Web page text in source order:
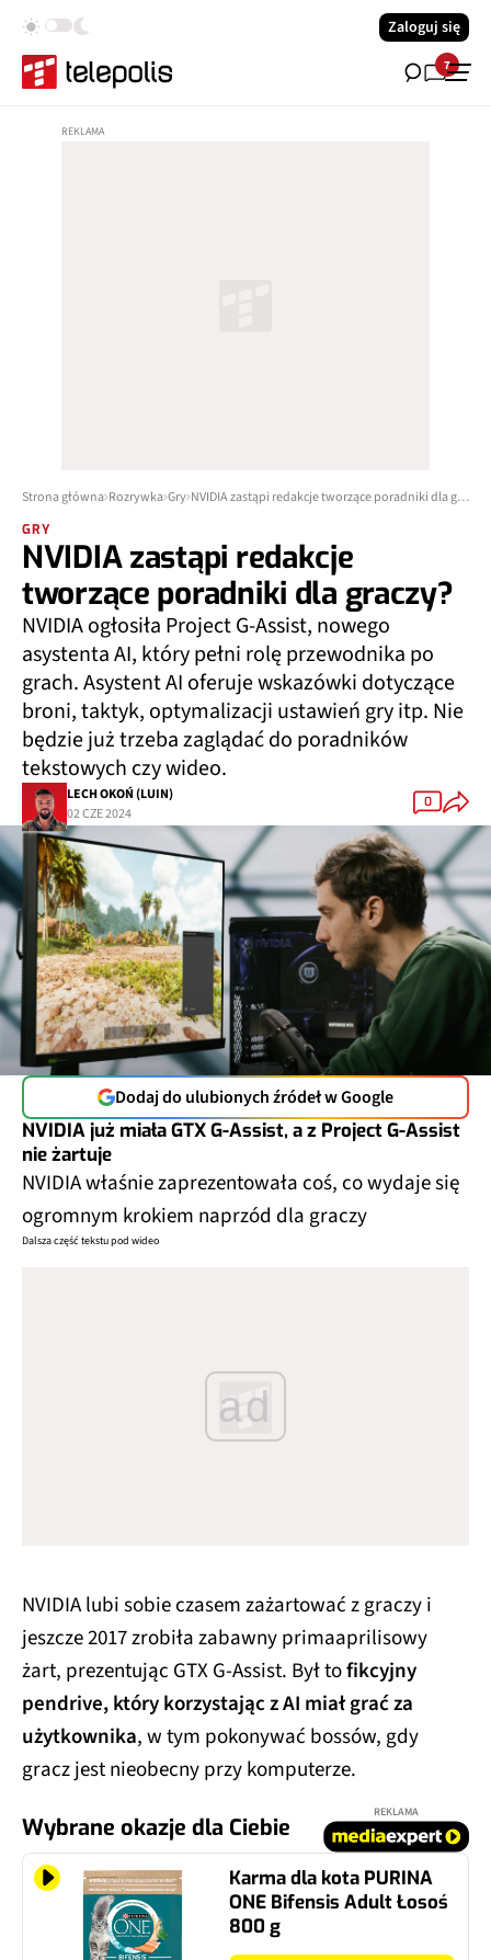
Zaloguj się
7
Strona główna Rozrywka Gry NVIDIA zastąpi redakcje tworzące poradniki dla graczy?
GRY
NVIDIA zastąpi redakcje
tworzące poradniki dla graczy?
NVIDIA ogłosiła Project G-Assist, nowego
asystenta AI, który pełni rolę przewodnika po
grach.Asystent AI oferuje wskazówki dotyczące
broni, taktyk, optymalizacji ustawień gry itp. Nie
będzie już trzeba zaglądać do poradników
tekstowych czy wideo.
LECH OKOŃ (LUIN)
02 CZE 2024
0
Dodaj do ulubionych źródeł w Google
NVIDIA już miała GTX G-Assist, a z Project G-Assist
nie żartuje
NVIDIA właśnie zaprezentowała coś, co wydaje się
ogromnym krokiem naprzód dla graczy
Dalsza część tekstu pod wideo
ad
NVIDIA lubi sobie czasem zażartować z graczy i
jeszcze 2017 zrobiła zabawny primaaprilisowy
żart, prezentując GTX G-Assist. Był tofikcyjny
pendrive, który korzystając z AI miał grać za
użytkownika, w tym pokonywać bossów, gdy
gracz jest nieobecny przy komputerze.
Wybrane okazje dla Ciebie
REKLAMA
Karma dla kota PURINA
ONE Bifensis Adult Łosoś
800 g